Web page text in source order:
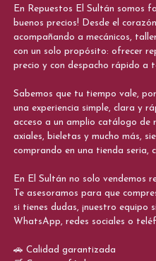
En Repuestos El Sultán somos
buenos precios! Desde el
acompañando a mecánicos,
con un solo propósito: ofrecer
precio y con despacho rápido a
Sabemos que tu tiempo vale,
una experiencia simple, clara y
acceso a un amplio catálogo de
axiales, bieletas y mucho más,
comprando en una tienda seria,
En El Sultán no solo vendemos
Te asesoramos para que
si tienes dudas, ¡nuestro
WhatsApp, redes sociales o
🚗 Calidad garantizada